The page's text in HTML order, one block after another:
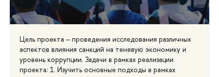
Цель проекта – проведения исследования различных
аспектов влияния санкций на теневую экономику и
уровень коррупции. Задачи в рамках реализации
проекта: 1. Изучить основные подходы в рамках